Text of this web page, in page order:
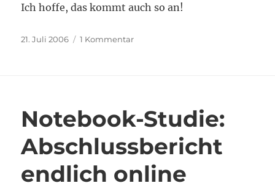
Ich hoffe, das kommt auch so an!
Veröffentlicht
21. Juli 2006 1 Kommentarzu
Notebook-Studie:
Abschlussbericht
endlich online